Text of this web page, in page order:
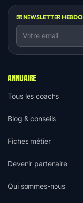
📧 NEWSLETTER HEBDO
ANNUAIRE
Tous les coachs
Blog & conseils
Fiches métier
Devenir partenaire
Qui sommes-nous